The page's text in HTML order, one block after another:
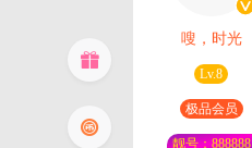
嗖，时光
Lv.8
极品会员
靓号：888888